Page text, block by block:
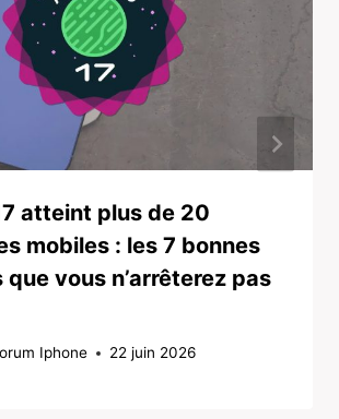
atteint plus de 20
mobiles : les 7 bonnes
que vous n’arrêterez pas
Iphone 22 juin 2026